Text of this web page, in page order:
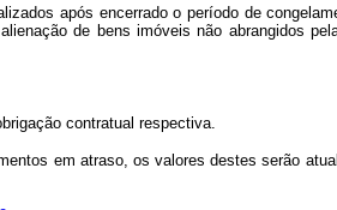
após encerrado o período de
de bens imóveis não abrangidos
contratual respectiva.
em atraso, os valores destes serão